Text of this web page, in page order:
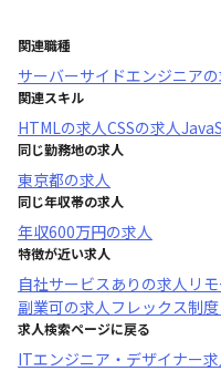
関連職種
サーバーサイドエンジニア
関連スキル
HTMLの求人CSSの求人
同じ勤務地の求人
東京都の求人
同じ年収帯の求人
年収600万円の求人
特徴が近い求人
自社サービスあり の求人 リ
副業可の求人フレックス制度
求人検索ページに戻る
ITエンジニア・デザイナー